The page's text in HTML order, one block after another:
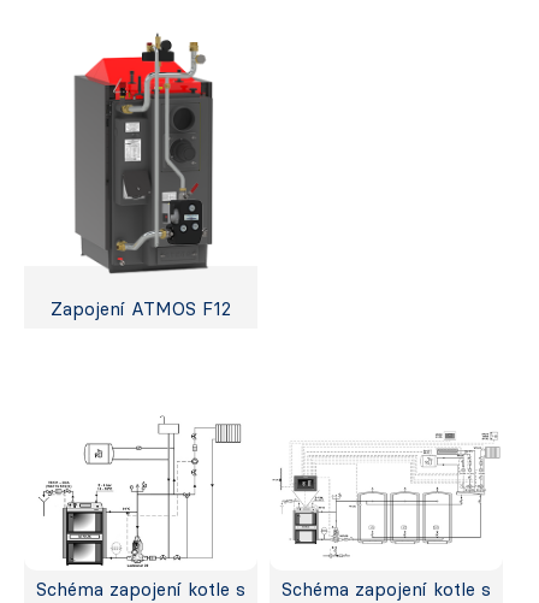
Zapojení ATMOS F12
Schéma zapojení kotle s
Schéma zapojení kotle s